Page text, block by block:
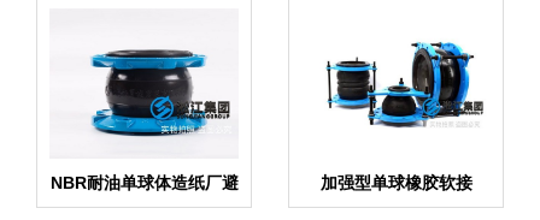
NBR耐油单球体造纸厂避
震接头
加强型单球橡胶软接
头“结晶器配套”